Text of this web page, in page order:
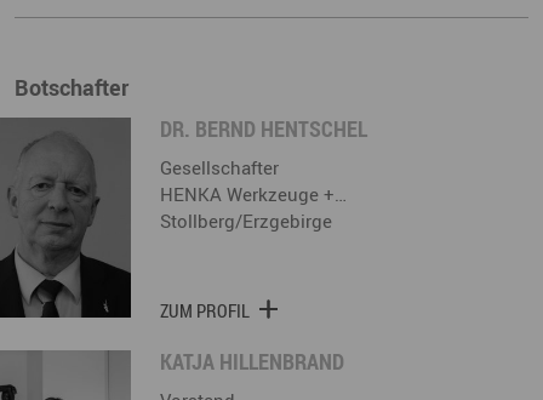
Botschafter
DR. BERND HENTSCHEL
Gesellschafter
HENKA Werkzeuge +…
Stollberg/Erzgebirge
ZUM PROFIL
KATJA HILLENBRAND